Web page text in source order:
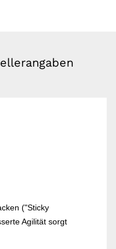
("Sticky
Agilität sorgt